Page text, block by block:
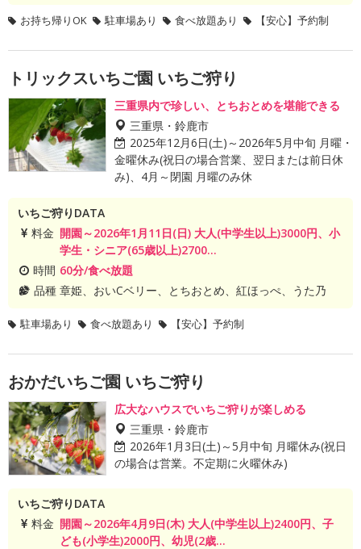
お持ち帰りOK 駐車場あり 食べ放題あり 【安心】予約制
トリックスいちご園 いちご狩り
三重県内で珍しい、とちおとめを堪能できる
三重県・鈴鹿市
2025年12月6日(土)～2026年5月中旬 月曜・
金曜休み(祝日の場合営業、翌日または前日休
み)、4月～閉園 月曜のみ休
いちご狩りDATA
料金 開園～2026年1月11日(日) 大人(中学生以上)3000円、小
学生・シニア(65歳以上)2700...
時間 60分/食べ放題
品種 章姫、おいCベリー、とちおとめ、紅ほっぺ、うた乃
駐車場あり 食べ放題あり 【安心】予約制
おかだいちご園 いちご狩り
広大なハウスでいちご狩りが楽しめる
三重県・鈴鹿市
2026年1月3日(土)～5月中旬 月曜休み(祝日
の場合は営業。不定期に火曜休み)
いちご狩りDATA
料金 開園～2026年4月9日(木) 大人(中学生以上)2400円、子
ども(小学生)2000円、幼児(2歳...